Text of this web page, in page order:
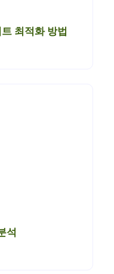
최적화 방법
석